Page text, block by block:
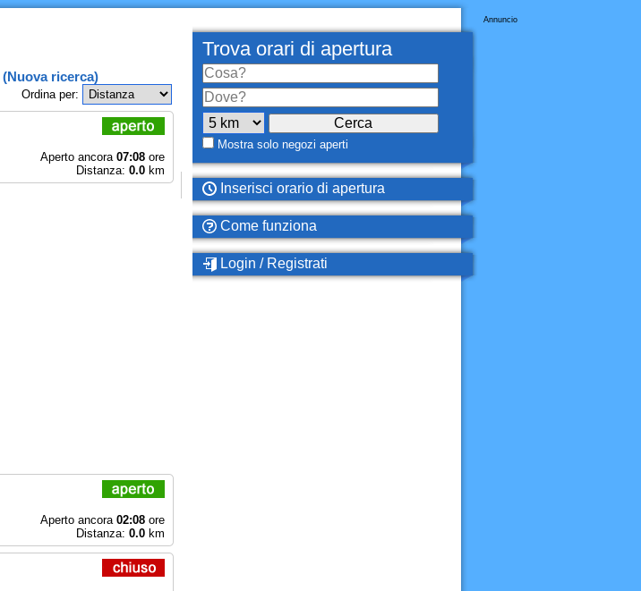
(Nuova ricerca)
Ordina per:
Aperto ancora 07:08ore
Distanza: 0.0km
Aperto ancora 02:08ore
Distanza: 0.0km
Annuncio
Trova orari di apertura
Mostra solo negozi aperti
Inserisci orario di apertura
Come funziona
Login / Registrati